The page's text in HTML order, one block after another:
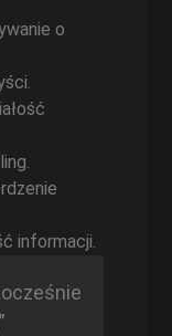
o
informacji.